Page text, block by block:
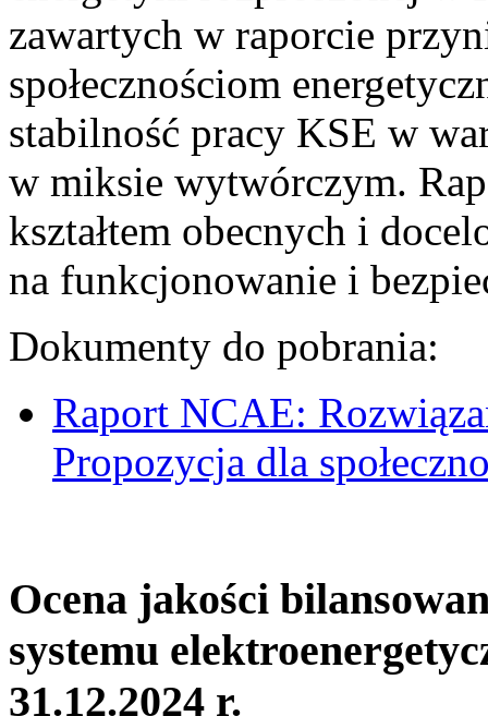
zawartych w raporcie
społecznościom
stabilność pracy KSE w
w miksie wytwórczym.
kształtem obecnych i
na funkcjonowanie i
Dokumenty do pobrania:
Raport NCAE:
Propozycja dla
Ocena jakości
systemu
31.12.2024 r.